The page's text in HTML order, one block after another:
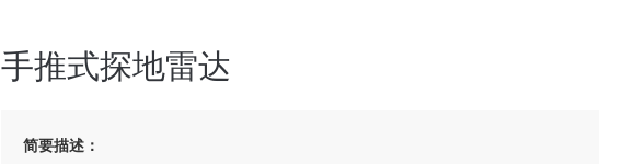
手推式探地雷达
简要描述：